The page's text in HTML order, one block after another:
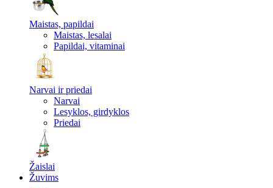
Maistas, papildai
Maistas, lesalai
Papildai, vitaminai
Narvai ir priedai
Narvai
Lesyklos, girdyklos
Priedai
Žaislai
Žuvims